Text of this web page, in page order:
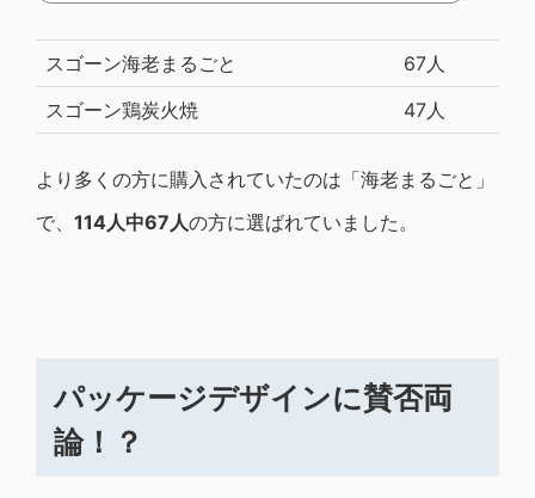
スゴーン海老まるごと
67人
スゴーン鶏炭火焼
47人
より多くの方に購入されていたのは「海老まるごと」
で、 114人中67人の方に選ばれていました。
パッケージデザインに賛否両
論！？